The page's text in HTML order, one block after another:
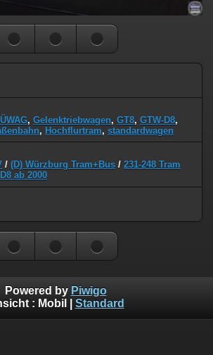
, Gelenktriebwagen, GT8, GTW-D8,
, Hochflurtram, standardwagen
/ (D) Würzburg Tram+Bus / 231-248 Tram
ab 2000
Powered by Piwigo
: Mobil Standard